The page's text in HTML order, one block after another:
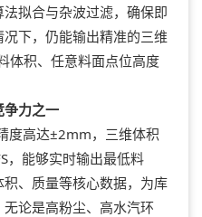
拟合与杂波过滤，确保即
下，仍能输出精准的三维
体积、任意料面点位高度
争力之一
高达±2mm，三维体积
，能够实时输出最低料
、质量等核心数据，为库
论是高粉尘、高水汽环